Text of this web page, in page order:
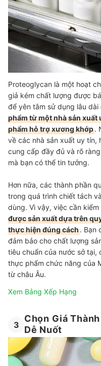
Proteoglycan là một hoạt
giả kém chất lượng được
để yên tâm sử dụng lâu dài
phẩm từ một nhà sản xuất
phẩm hỗ trợ xương khớp.
về các nhà sản xuất uy tín,
cung cấp đầy đủ và rõ
mà bạn có thể tin tưởng.
Hơn nữa, các thành phần
trong quá trình chiết tách
dùng. Vì vậy, việc cần
được sản xuất dựa trên
thực hiện đúng cách. Bạn
đảm bảo cho chất lượng
tiêu chuẩn của nước sở tại,
thực phẩm chức năng của
từ châu Âu.
Xem Bảng Xếp Hạng
3
Chọn Giá
Dễ Nuốt